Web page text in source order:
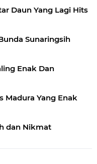
Daun Yang Lagi Hits
Sunaringsih
Enak Dan
Madura Yang Enak
dan Nikmat